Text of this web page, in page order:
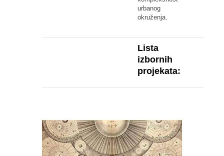
urbanog
okruženja.
Lista
izbornih
projekata: